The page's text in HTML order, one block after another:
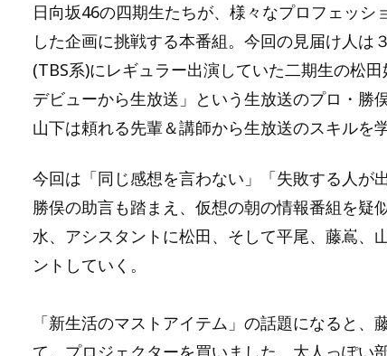
日向坂46の四期生たちが、様々なプロフェッシ
した企画に挑戦する本番組。今回の見届け人は
(TBS系)にレギュラー出演していた二期生の松
デビューから生放送」という生放送のプロ・勝
山下は頼れる先輩＆講師から生放送のスキルを
今回は「同じ感想を言わない」「失敗する人が
勝俣の助言も踏まえ、仮想の朝の情報番組を疑
水、アシスタントに松田、そして平尾、藤嶌、
ントしていく。
「新生活のマストアイテム」の話題になると、
て、プロジェクターを買いました。大人っぽい